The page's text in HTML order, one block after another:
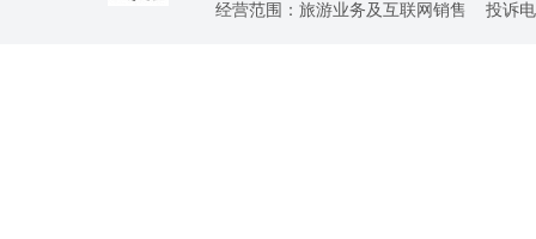
经营范围：旅游业务及互联网销售 投诉